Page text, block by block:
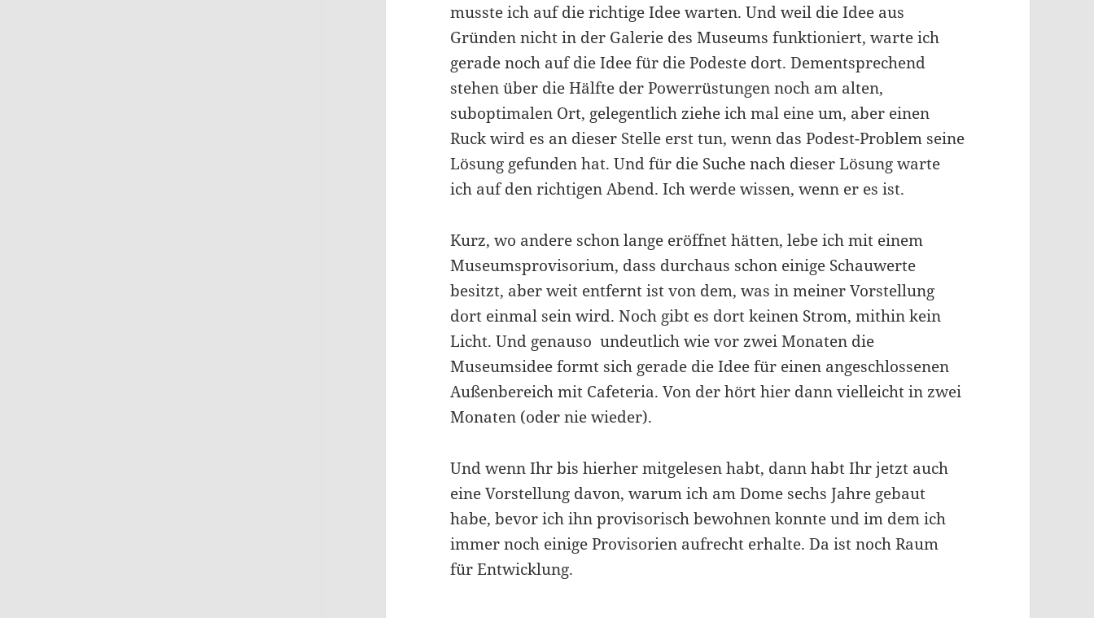
musste ich auf die richtige Idee warten. Und weil die Idee aus
Gründen nicht in der Galerie des Museums funktioniert, warte ich
gerade noch auf die Idee für die Podeste dort. Dementsprechend
stehen über die Hälfte der Powerrüstungen noch am alten,
suboptimalen Ort, gelegentlich ziehe ich mal eine um, aber einen
Ruck wird es an dieser Stelle erst tun, wenn das Podest-Problem seine
Lösung gefunden hat. Und für die Suche nach dieser Lösung warte
ich auf den richtigen Abend. Ich werde wissen, wenn er es ist.
Kurz, wo andere schon lange eröffnet hätten, lebe ich mit einem
Museumsprovisorium, dass durchaus schon einige Schauwerte
besitzt, aber weit entfernt ist von dem, was in meiner Vorstellung
dort einmal sein wird. Noch gibt es dort keinen Strom, mithin kein
Licht. Und genauso undeutlich wie vor zwei Monaten die
Museumsidee formt sich gerade die Idee für einen angeschlossenen
Außenbereich mit Cafeteria. Von der hört hier dann vielleicht in zwei
Monaten (oder nie wieder).
Und wenn Ihr bis hierher mitgelesen habt, dann habt Ihr jetzt auch
eine Vorstellung davon, warum ich am Dome sechs Jahre gebaut
habe, bevor ich ihn provisorisch bewohnen konnte und im dem ich
immer noch einige Provisorien aufrecht erhalte. Da ist noch Raum
für Entwicklung.